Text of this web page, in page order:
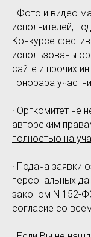
· Фото и видео
исполнителей,
Конкурсе-
использованы
сайте и прочих
гонорара
· Оргкомитет не
авторским
полностью на
· Подача заявки
персональных
законом N 152-
согласие со